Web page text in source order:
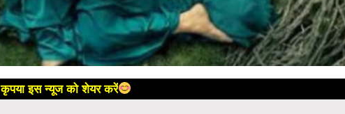
कृपया इस न्यूज को शेयर करें